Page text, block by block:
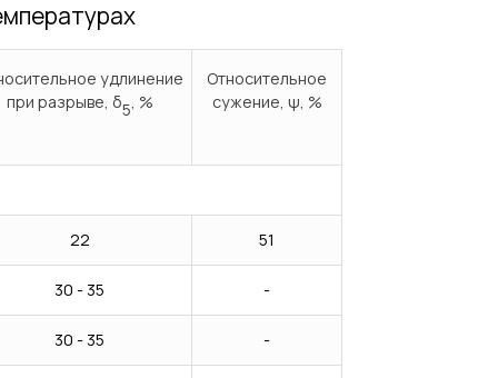
удлинение
при разрыве, δ5, %
Относительное
сужение, ψ, %
22 51
30 - 35 -
30 - 35 -